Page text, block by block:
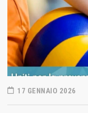
17 GENNAIO 2026